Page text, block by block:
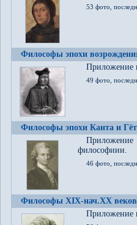
53 фото,
Философы эпохи
Приложение
49 фото,
Философы эпохи Канта и
философиии.
46 фото,
Философы XIX-нач.XX веков
Приложение